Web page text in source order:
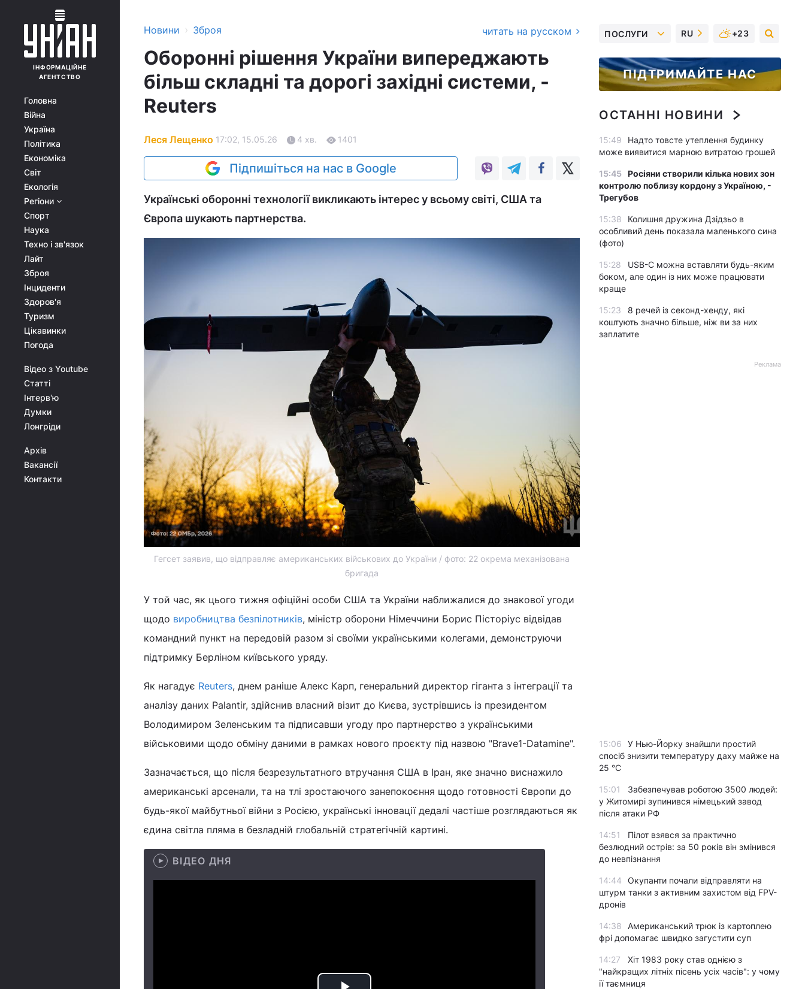
ІНФОРМАЦІЙНЕ
АГЕНТСТВО
Головна
Війна
Україна
Політика
Економіка
Світ
Екологія
Регіони
Спорт
Наука
Техно і зв'язок
Лайт
Зброя
Інциденти
Здоров'я
Туризм
Цікавинки
Погода
Відео з Youtube
Статті
Інтерв'ю
Думки
Лонгріди
Архів
Вакансії
Контакти
Новини › Зброя читать на русском
Оборонні рішення України випереджають
більш складні та дорогі західні системи, -
Reuters
Леся Лещенко 17:02, 15.05.26 4 хв. 1401
Підпишіться на нас в Google
Українські оборонні технології викликають інтерес у всьому світі, США та
Європа шукають партнерства.
Гегсет заявив, що відправляє американських військових до України / фото: 22 окрема механізована
бригада
У той час, як цього тижня офіційні особи США та України наближалися до знакової угоди
щодо виробництва безпілотників, міністр оборони Німеччини Борис Пісторіус відвідав
командний пункт на передовій разом зі своїми українськими колегами, демонструючи
підтримку Берліном київського уряду.
Як нагадує Reuters, днем раніше Алекс Карп, генеральний директор гіганта з інтеграції та
аналізу даних Palantir, здійснив власний візит до Києва, зустрівшись із президентом
Володимиром Зеленським та підписавши угоду про партнерство з українськими
військовими щодо обміну даними в рамках нового проєкту під назвою "Brave1-Datamine".
Зазначається, що після безрезультатного втручання США в Іран, яке значно виснажило
американські арсенали, та на тлі зростаючого занепокоєння щодо готовності Європи до
будь-якої майбутньої війни з Росією, українські інновації дедалі частіше розглядаються як
єдина світла пляма в безладній глобальній стратегічній картині.
ВІДЕО ДНЯ
ПОСЛУГИ RU +23
ПІДТРИМАЙТЕ НАС
ОСТАННІ НОВИНИ
15:49
Надто товсте утеплення будинку
може виявитися марною витратою грошей
15:45 Росіяни створили кілька нових зон
контролю поблизу кордону з Україною, -
Трегубов
15:38
Колишня дружина Дзідзьо в
особливий день показала маленького сина
(фото)
15:28
USB-C можна вставляти будь-яким
боком, але один із них може працювати
краще
15:23
8 речей із секонд-хенду, які
коштують значно більше, ніж ви за них
заплатите
Реклама
15:06
У Нью-Йорку знайшли простий
спосіб знизити температуру даху майже на
25 °C
15:01
Забезпечував роботою 3500 людей:
у Житомирі зупинився німецький завод
після атаки РФ
14:51
Пілот взявся за практично
безлюдний острів: за 50 років він змінився
до невпізнання
14:44
Окупанти почали відправляти на
штурм танки з активним захистом від FPV-
дронів
14:38
Американський трюк із картоплею
фрі допомагає швидко загустити суп
14:27
Хіт 1983 року став однією з
"найкращих літніх пісень усіх часів": у чому
її таємниця